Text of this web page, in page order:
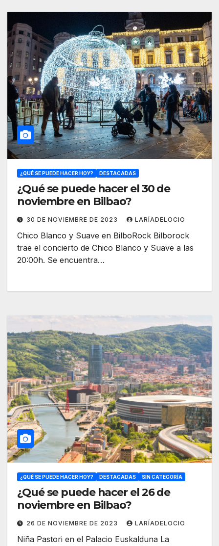
¿QUÉ SE PUEDE HACER HOY? DESTACADAS
¿Qué se puede hacer el 30 de
noviembre en Bilbao?
30 DE NOVIEMBRE DE 2023 LARÍADELOCIO
Chico Blanco y Suave en BilboRock Bilborock
trae el concierto de Chico Blanco y Suave a las
20:00h. Se encuentra…
¿QUÉ SE PUEDE HACER HOY? DESTACADAS SIN CATEGORÍA
¿Qué se puede hacer el 26 de
noviembre en Bilbao?
26 DE NOVIEMBRE DE 2023 LARÍADELOCIO
Niña Pastori en el Palacio Euskalduna La